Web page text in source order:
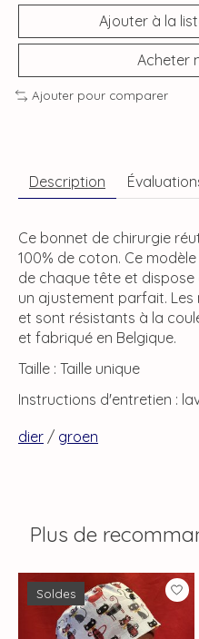
Ajouter à la
Acheter
Ajouter pour comparer
Description
Ce bonnet de chirurgie
100% de coton. Ce
de chaque tête et
un ajustement parfait.
et sont résistants à la
et fabriqué en Belgique.
Taille : Taille unique
Instructions d'entretien :
dier / groen
Plus de
Articles du carrousel de
Soldes